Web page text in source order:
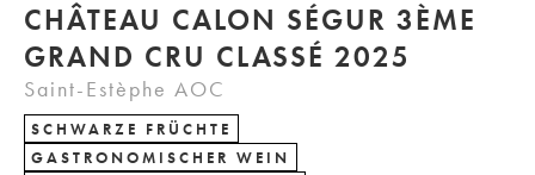
CHÂTEAU CALON SÉGUR 3ÈME
GRAND CRU CLASSÉ 2025
Saint-Estèphe AOC
SCHWARZE FRÜCHTE
GASTRONOMISCHER WEIN